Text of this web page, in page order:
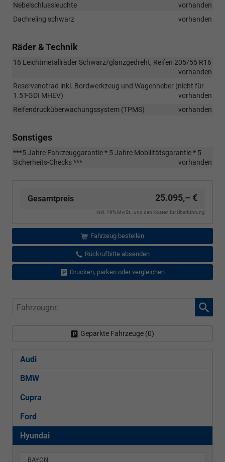
Nebelschlussleuchte
vorhanden
Dachreling schwarz
vorhanden
Räder & Technik
16 Leichtmetallräder Schwarz/glanzgedreht, Reifen 205/55 R16
vorhanden
Reservenotrad inkl. Bordwerkzeug und Wagenheber (nicht für
1.5T-GDI MHEV)
vorhanden
Reifendrucküberwachungssystem (TPMS)
vorhanden
Sonstiges
***5 Jahre Fahrzeuggarantie * 5 Jahre Mobilitätsgarantie * 5
Sicherheits-Checks ***
vorhanden
Gesamtpreis 25.095,– €
inkl. 19% MwSt., und den Kosten für Überführung
Fahrzeug bestellen
Rückrufbitte absenden
Drucken, parken oder vergleichen
Fahrzeugnr.
Geparkte Fahrzeuge (0)
Audi
BMW
Cupra
Ford
Hyundai
BAYON